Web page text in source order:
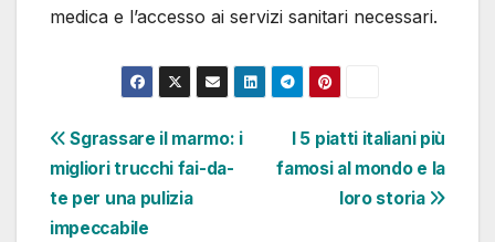
medica e l’accesso ai servizi sanitari necessari.
Navigazione
articoli
I 5 piatti italiani più
famosi al mondo e la
loro storia
Sgrassare il marmo: i
migliori trucchi fai-da-
te per una pulizia
impeccabile